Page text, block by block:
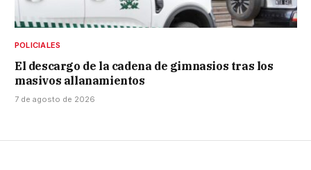
POLICIALES
El descargo de la cadena de gimnasios tras los
masivos allanamientos
7 de agosto de 2026